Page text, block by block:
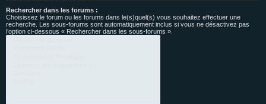
Rechercher dans les forums :
Choisissez le forum ou les forums dans le(s)quel(s) vous souhaitez effectuer une
recherche. Les sous-forums sont automatiquement inclus si vous ne désactivez pas
l’option ci-dessous « Rechercher dans les sous-forums ».